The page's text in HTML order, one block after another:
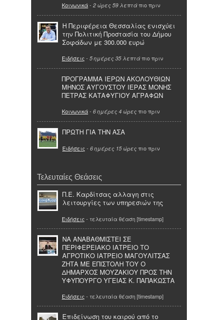
Κοινωνικά- 2 ώρες 59 λεπτά πιο πριν
Η Περιφέρεια Θεσσαλίας ενισχύει
την Πολιτική Προστασία του Δήμου
Σοφάδων με 300.000 ευρώ
Ειδήσεις - 5 ημέρες 35 λεπτά πιο πριν
ΠΡΟΓΡΑΜΜΑ ΙΕΡΩΝ ΑΚΟΛΟΥΘΙΩΝ
ΜΗΝΟΣ ΑΥΓΟΥΣΤΟΥ ΙΕΡΑΣ ΜΟΝΗΣ
ΠΕΤΡΑΣ ΚΑΤΑΦΥΓΙΟΥ ΑΓΡΑΦΩΝ
Κοινωνικά- 6 ημέρες 4 ώρες πιο πριν
ΠΡΩΤΗ ΓΙΑ ΤΗΝ ΑΣΑ
Ειδήσεις - 6 ημέρες 15 ώρες πιο πριν
Τελευταίες Θεάσεις
Π.Ε. Καρδίτσας αλλαγη στις
λειτουργίες των υπηρεσιών της
Ειδήσεις - τελευταία θέαση [timestamp]
ΝΑ ΑΝΑΒΑΘΜΙΣΤΕΙ ΣΕ
ΠΕΡΙΦΕΡΕΙΑΚΟ ΙΑΤΡΕΙΟ ΤΟ
ΑΓΡΟΤΙΚΟ ΙΑΤΡΕΙΟ ΜΑΓΟΥΛΙΤΣΑΣ
ΖΗΤΑ ΜΕ ΕΠΙΣΤΟΛΗ ΤΟΥ Ο
ΔΗΜΑΡΧΟΣ ΜΟΥΖΑΚΙΟΥ ΠΡΟΣ ΤΗΝ
ΥΦΥΠΟΥΡΓΟ ΥΓΕΙΑΣ Κ. ΠΑΠΑΚΩΣΤΑ
Ειδήσεις - τελευταία θέαση [timestamp]
Επιδείνωση του καιρού από το